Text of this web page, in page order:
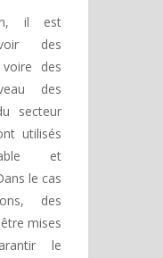
il est
des
des
des
secteur
utilisés
et
le cas
des
mises
le